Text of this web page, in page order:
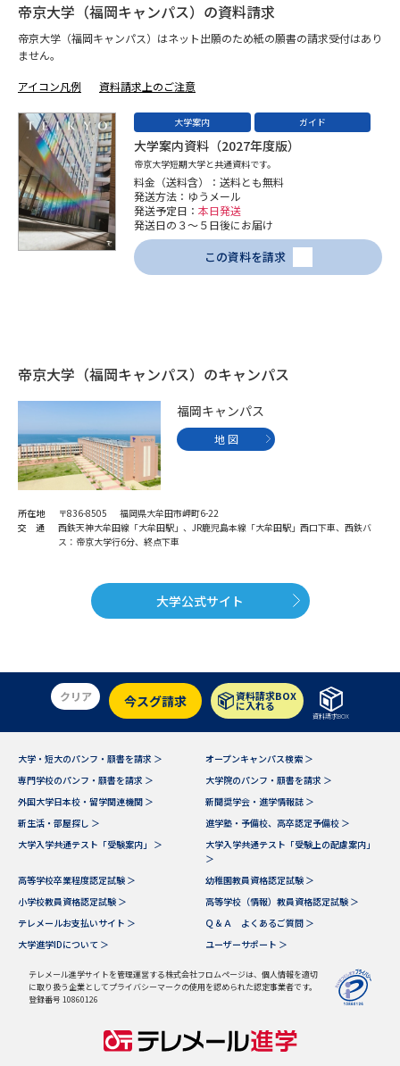
Ｑ＆Ａ よくあるご質問 大学進学IDについて
資料の料金の
お支払いサイト
個人情報取扱規定
特定商取引表記
テレメール進学カタログ
訂正のご案内
帝京大学（福岡キャンパス）の資料請求
帝京大学（福岡キャンパス）はネット出願のため紙の願書の請求受付はあり
ません。
アイコン凡例 資料請求上のご注意
大学案内 ガイド
大学案内資料（2027年度版）
帝京大学短期大学と共通資料です。
料金（送料含）：送料とも無料
発送方法：ゆうメール
発送予定日： 本日発送
発送日の３～５日後にお届け
この資料を請求
帝京大学（福岡キャンパス）のキャンパス
福岡キャンパス
地 図
所在地
〒836-8505 福岡県大牟田市岬町6-22
交 通
西鉄天神大牟田線「大牟田駅」、JR鹿児島本線「大牟田駅」西口下車、西鉄バ
ス：帝京大学行6分、終点下車
大学公式サイト
クリア 今スグ請求 資料請求BOX
に入れる
資料請求BOX
大学・短大のパンフ・願書を請求 ＞
オープンキャンパス検索 ＞
専門学校のパンフ・願書を請求 ＞
大学院のパンフ・願書を請求 ＞
外国大学日本校・留学関連機関 ＞
新聞奨学会・進学情報誌 ＞
新生活・部屋探し ＞
進学塾・予備校、高卒認定予備校 ＞
大学入学共通テスト「受験案内」 ＞
大学入学共通テスト「受験上の配慮案内」
＞
高等学校卒業程度認定試験 ＞
幼稚園教員資格認定試験 ＞
小学校教員資格認定試験 ＞
高等学校（情報）教員資格認定試験 ＞
テレメールお支払いサイト ＞
Ｑ＆Ａ よくあるご質問 ＞
大学進学IDについて ＞
ユーザーサポート ＞
テレメール進学サイトを管理運営する株式会社フロムページは、個人情報を適切
に取り扱う企業としてプライバシーマークの使用を認められた認定事業者です。
登録番号 10860126